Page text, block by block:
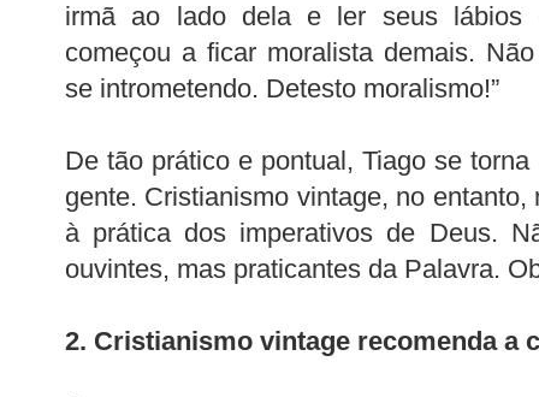
irmã ao lado dela e ler seus lábios
começou a ficar moralista demais.
se intrometendo. Detesto moralismo!”
De tão prático e pontual, Tiago se
gente. Cristianismo vintage, no
à prática dos imperativos de Deus.
ouvintes, mas praticantes da Palavra.
2. Cristianismo vintage recomenda a